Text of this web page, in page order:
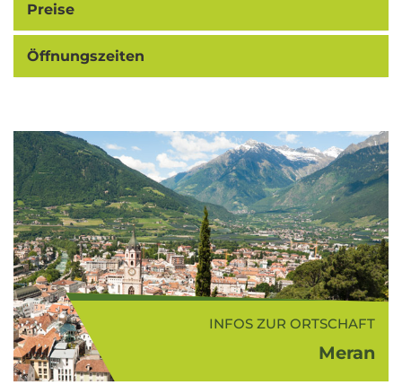
Preise
Öffnungszeiten
INFOS ZUR ORTSCHAFT
Meran